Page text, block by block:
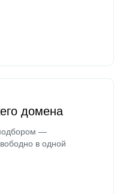
домена
—
в одной